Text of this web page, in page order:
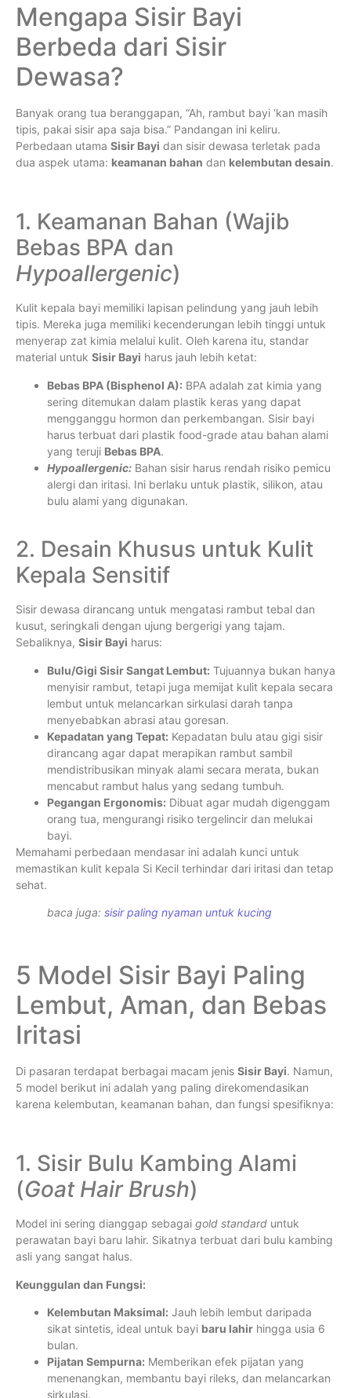
Mengapa Sisir Bayi
Berbeda dari Sisir
Dewasa?
Banyak orang tua beranggapan, “Ah, rambut bayi ‘kan masih
tipis, pakai sisir apa saja bisa.” Pandangan ini keliru.
Perbedaan utama Sisir Bayi dan sisir dewasa terletak pada
dua aspek utama: keamanan bahan dan kelembutan desain.
1. Keamanan Bahan (Wajib
Bebas BPA dan
Hypoallergenic)
Kulit kepala bayi memiliki lapisan pelindung yang jauh lebih
tipis. Mereka juga memiliki kecenderungan lebih tinggi untuk
menyerap zat kimia melalui kulit. Oleh karena itu, standar
material untuk Sisir Bayi harus jauh lebih ketat:
Bebas BPA (Bisphenol A): BPA adalah zat kimia yang
sering ditemukan dalam plastik keras yang dapat
mengganggu hormon dan perkembangan. Sisir bayi
harus terbuat dari plastik food-grade atau bahan alami
yang teruji Bebas BPA.
Hypoallergenic: Bahan sisir harus rendah risiko pemicu
alergi dan iritasi. Ini berlaku untuk plastik, silikon, atau
bulu alami yang digunakan.
2. Desain Khusus untuk Kulit
Kepala Sensitif
Sisir dewasa dirancang untuk mengatasi rambut tebal dan
kusut, seringkali dengan ujung bergerigi yang tajam.
Sebaliknya, Sisir Bayi harus:
Bulu/Gigi Sisir Sangat Lembut: Tujuannya bukan hanya
menyisir rambut, tetapi juga memijat kulit kepala secara
lembut untuk melancarkan sirkulasi darah tanpa
menyebabkan abrasi atau goresan.
Kepadatan yang Tepat: Kepadatan bulu atau gigi sisir
dirancang agar dapat merapikan rambut sambil
mendistribusikan minyak alami secara merata, bukan
mencabut rambut halus yang sedang tumbuh.
Pegangan Ergonomis: Dibuat agar mudah digenggam
orang tua, mengurangi risiko tergelincir dan melukai
bayi.
Memahami perbedaan mendasar ini adalah kunci untuk
memastikan kulit kepala Si Kecil terhindar dari iritasi dan tetap
sehat.
baca juga: sisir paling nyaman untuk kucing
5 Model Sisir Bayi Paling
Lembut, Aman, dan Bebas
Iritasi
Di pasaran terdapat berbagai macam jenis Sisir Bayi. Namun,
5 model berikut ini adalah yang paling direkomendasikan
karena kelembutan, keamanan bahan, dan fungsi spesifiknya:
1. Sisir Bulu Kambing Alami
(Goat Hair Brush)
Model ini sering dianggap sebagai gold standard untuk
perawatan bayi baru lahir. Sikatnya terbuat dari bulu kambing
asli yang sangat halus.
Keunggulan dan Fungsi:
Kelembutan Maksimal: Jauh lebih lembut daripada
sikat sintetis, ideal untuk bayi baru lahir hingga usia 6
bulan.
Pijatan Sempurna: Memberikan efek pijatan yang
menenangkan, membantu bayi rileks, dan melancarkan
sirkulasi.